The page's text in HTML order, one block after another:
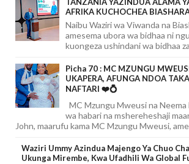
TANZANIA YAZINDUA ALAMA
AFRIKA KUCHOCHEA
Naibu Waziri wa Viwanda na
amesema ubora wa bidhaa ni
kuongeza ushindani wa bidhaa
Picha 70 : MC MZUNGU
UKAPERA, AFUNGA NDOA
NAFTARI ❤️💍
MC Mzungu Mweusi na
wa habari na mshereheshaji
John, maarufu kama MC Mzungu Mweusi,
Waziri Ummy Azindua Majengo Ya Chuo
Ukunga Mirembe, Kwa Ufadhili Wa Global